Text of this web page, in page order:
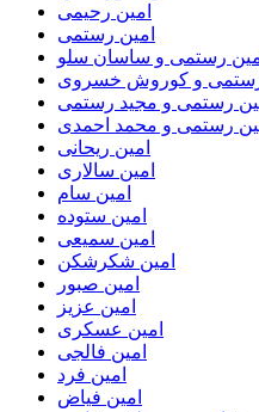
امین رحیمی
امین رستمی
رستمی و ساسان سلو
رستمی و کوروش خسروی
رستمی و مجید رستمی
رستمی و محمد احمدی
امین ریحانی
امین سالاری
امین سام
امین ستوده
امین سمیعی
امین شکرشکن
امین صبور
امین عزیز
امین عسکری
امین فالجی
امین فرد
امین فیاض